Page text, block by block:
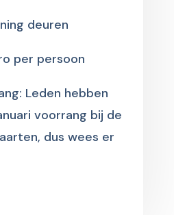
deuren
per persoon
Leden hebben
voorrang bij de
dus wees er